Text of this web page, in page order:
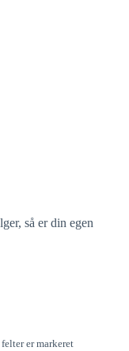
så er din egen
er markeret